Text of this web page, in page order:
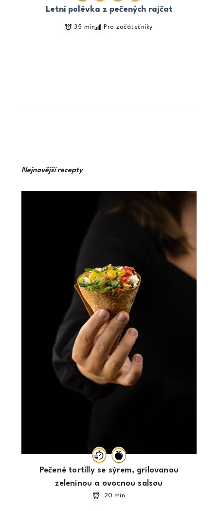
Letní polévka z pečených rajčat
35 min Pro začátečníky
Nejnovější recepty
Pečené tortilly se sýrem, grilovanou
zeleninou a ovocnou salsou
20 min